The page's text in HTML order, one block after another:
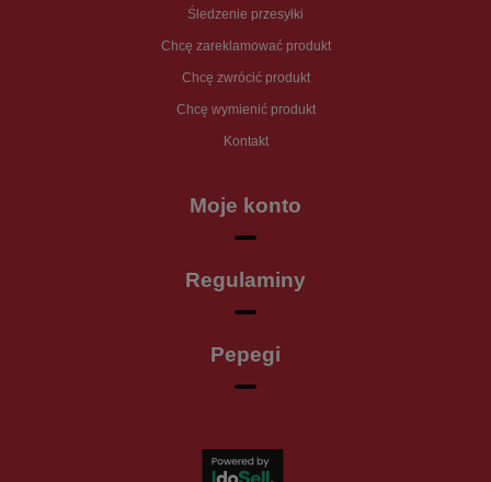
Śledzenie przesyłki
Chcę zareklamować produkt
Chcę zwrócić produkt
Chcę wymienić produkt
Kontakt
Moje konto
Regulaminy
Pepegi